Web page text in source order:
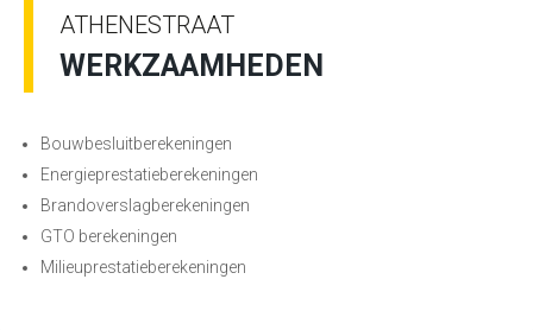
ATHENESTRAAT
WERKZAAMHEDEN
Bouwbesluitberekeningen
Energieprestatieberekeningen
Brandoverslagberekeningen
GTO berekeningen
Milieuprestatieberekeningen